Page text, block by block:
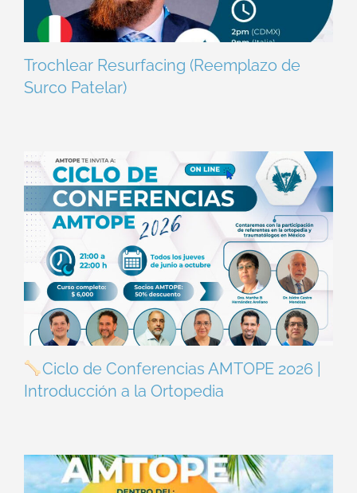
Trochlear Resurfacing (Reemplazo de
Surco Patelar)
Ciclo de Conferencias AMTOPE 2026 |
Introducción a la Ortopedia